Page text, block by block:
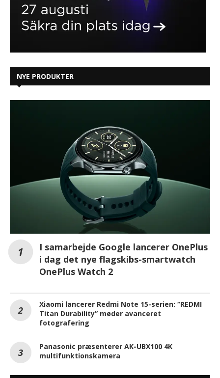
NYE PRODUKTER
I samarbejde Google lancerer OnePlus
i dag det nye flagskibs-smartwatch
OnePlus Watch 2
Xiaomi lancerer Redmi Note 15-serien: “REDMI
Titan Durability” møder avanceret
fotografering
Panasonic præsenterer AK-UBX100 4K
multifunktionskamera